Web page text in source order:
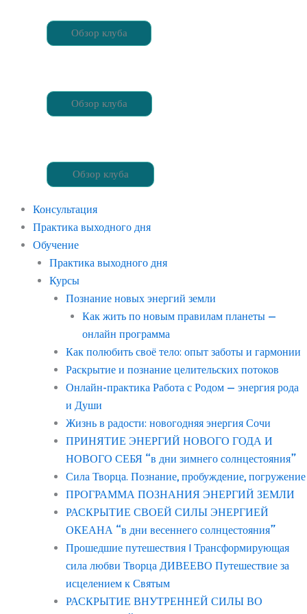
Обзор клуба
Обзор клуба
Обзор клуба
Консультация
Практика выходного дня
Обучение
Практика выходного дня
Курсы
Познание новых энергий земли
Как жить по новым правилам планеты —
онлайн программа
Как полюбить своё тело: опыт заботы и гармонии
Раскрытие и познание целительских потоков
Онлайн-практика Работа с Родом — энергия рода
и Души
Жизнь в радости: новогодняя энергия Сочи
ПРИНЯТИЕ ЭНЕРГИЙ НОВОГО ГОДА И
НОВОГО СЕБЯ “в дни зимнего солнцестояния”
Сила Творца. Познание, пробуждение, погружение
ПРОГРАММА ПОЗНАНИЯ ЭНЕРГИЙ ЗЕМЛИ
РАСКРЫТИЕ СВОЕЙ СИЛЫ ЭНЕРГИЕЙ
ОКЕАНА “в дни весеннего солнцестояния”
Прошедшие путешествия | Трансформирующая
сила любви Творца ДИВЕЕВО Путешествие за
исцелением к Святым
РАСКРЫТИЕ ВНУТРЕННЕЙ СИЛЫ ВО